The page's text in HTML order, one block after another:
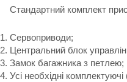
Стандартний комплект
Сервоприводи;
Центральний блок
Замок багажника з петлею;
Усі необхідні